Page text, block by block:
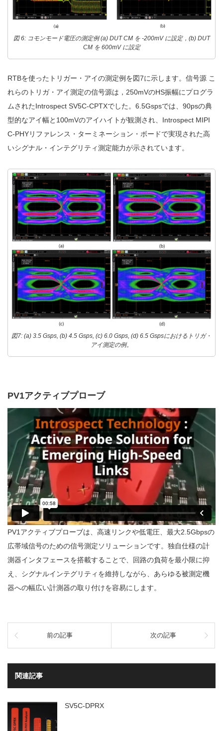
図 6: コモンモード電圧の測定例 (a) DUT CM を -200mV に設定，(b) DUT
CM を 600mV に設定
RTBを使ったトリガー・アイの測定例を図7に示します。信号源 こ
れらのトリガ・アイ測定の信号源は，250mVのHS振幅にプログラ
ムされたIntrospect SV5C-CPTXでした。6.5Gspsでは、90psの典
型的なアイ幅と100mVのアイハイトが観測され、Introspect MIPI
C-PHYリファレンス・ターミネーション・ボードで実現された高
いシグナル・インテグリティ測定能力が示されています。
図7: (a) 3.5 Gsps, (b) 4.5 Gsps, (c) 6.0 Gsps, (d) 6.5 Gspsにおけるトリガ・
アイ測定の例。
PV1アクティブプローブ
PV1アクティブプローブは、高速リンクや低電圧、最大2.5Gbpsの
広帯域信号のための信号測定ソリューションです。独自仕様の計
測器インタフェースを搭載することで、回路の負荷を最小限に抑
え、シグナルインテグリティを維持しながら、あらゆる被測定機
器への幅広い計測器の取り付けを容易にします。
前の記事 次の記事
関連記事
SV5C-DPRX